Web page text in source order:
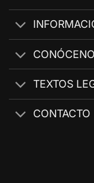
TEXTOS
CONTACTO